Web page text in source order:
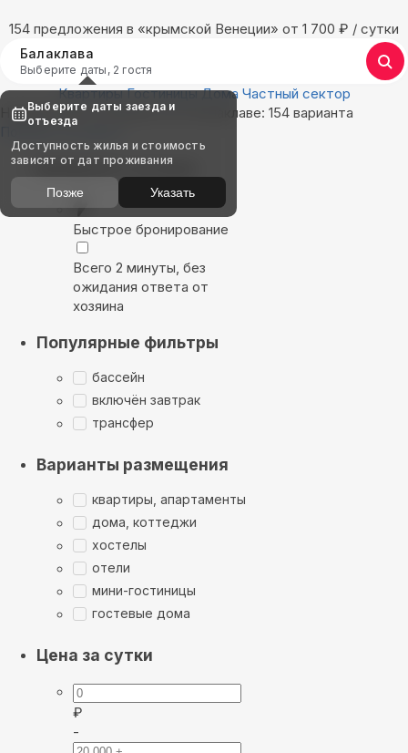
154 предложения в «крымской Венеции» oт 1 700 ₽ / сутки
Балаклава
Выберите даты, 2 гостя
Квартиры Гостиницы Дома Частный сектор
Найдём, где остановиться в Балаклаве: 154 варианта
Показать на карте
Выбирайте лучшее
Быстрое бронирование
Всего 2 минуты, без
ожидания ответа от
хозяина
Популярные фильтры
бассейн
включён завтрак
трансфер
Варианты размещения
квартиры, апартаменты
дома, коттеджи
хостелы
отели
мини-гостиницы
гостевые дома
Цена за сутки
₽
-
Выберите даты заезда и
отъезда
Доступность жилья и стоимость
зависят от дат проживания
Позже Указать